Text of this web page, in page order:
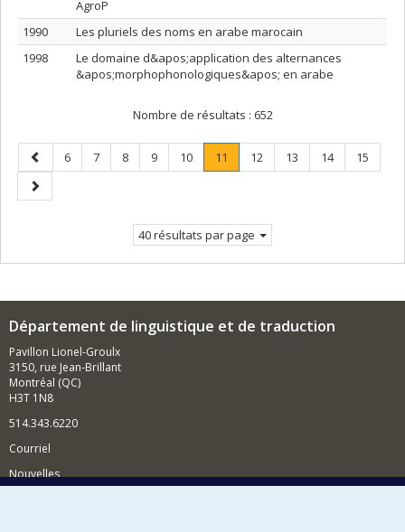
AgroP
1990
Les pluriels des noms en arabe marocain
1998
Le domaine d&apos;application des alternances
&apos;morphophonologiques&apos; en arabe
Nombre de résultats : 652
Page
précédente
Page
6 Page
7 Page
8 Page
9 Page
10 Page
11
Page
Page
12 Page
13 Page
14 Page
15
Page
suivante
40 résultats par page
Département de linguistique et de traduction
Pavillon Lionel-Groulx
3150, rue Jean-Brillant
Montréal (QC)
H3T 1N8
514.343.6220
Courriel
Nouvelles